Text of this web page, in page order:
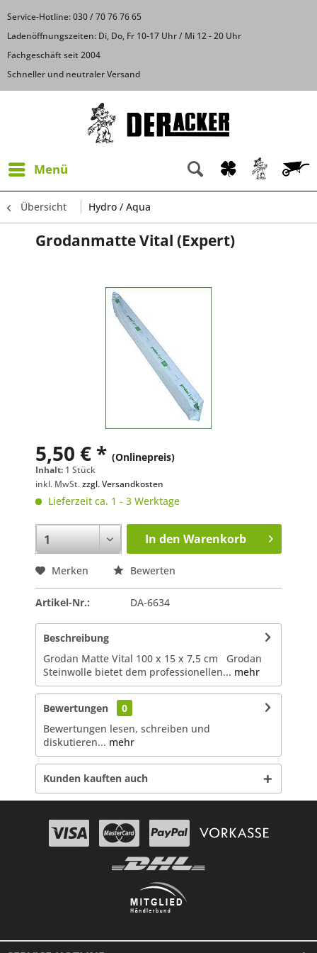
Service-Hotline: 030 / 70 76 76 65
Ladenöffnungszeiten: Di, Do, Fr 10-17 Uhr / Mi 12 - 20 Uhr
Fachgeschäft seit 2004
Schneller und neutraler Versand
Menü
Übersicht Hydro / Aqua
Grodanmatte Vital (Expert)
5,50 € * (Onlinepreis)
Inhalt: 1 Stück
inkl. MwSt.zzgl. Versandkosten
Lieferzeit ca. 1 - 3 Werktage
In den Warenkorb
Merken Bewerten
Artikel-Nr.: DA-6634
Beschreibung
Grodan Matte Vital 100 x 15 x 7,5 cm Grodan
Steinwolle bietet dem professionellen... mehr
Bewertungen
0
Bewertungen lesen, schreiben und
diskutieren... mehr
Kunden kauften auch